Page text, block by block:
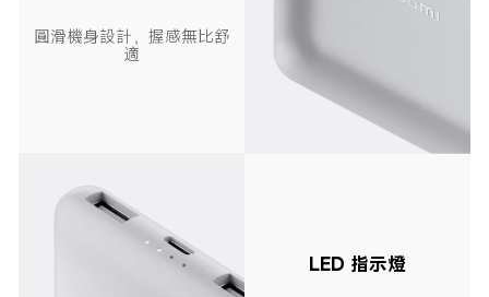
圓滑機身設計，握感無比舒
適
LED 指示燈